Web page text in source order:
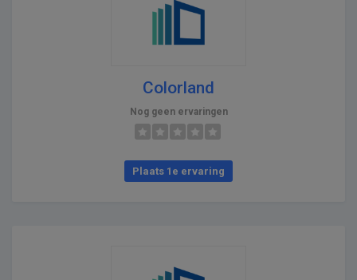
Colorland
Nog geen ervaringen
Plaats 1e ervaring